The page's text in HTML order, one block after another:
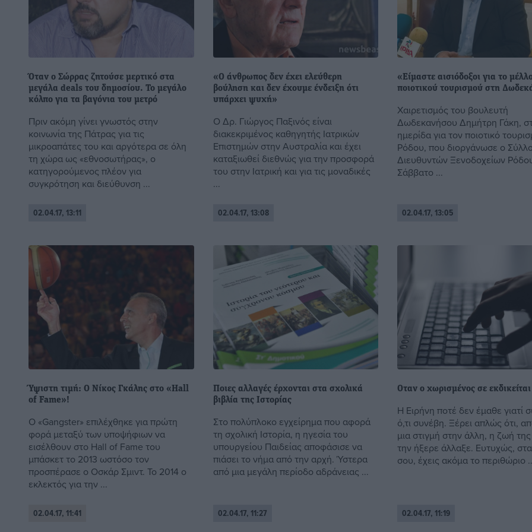
Όταν ο Σώρρας ζητούσε μερτικό στα
μεγάλα deals του δημοσίου. Το μεγάλο
κόλπο για τα βαγόνια του μετρό
Πριν ακόμη γίνει γνωστός στην
κοινωνία της Πάτρας για τις
μικροαπάτες του και αργότερα σε όλη
τη χώρα ως «εθνοσωτήρας», ο
κατηγορούμενος πλέον για
συγκρότηση και διεύθυνση ...
02.04.17, 13:11
«Ο άνθρωπος δεν έχει ελεύθερη
βούληση και δεν έχουμε ένδειξη ότι
υπάρχει ψυχή»
Ο Δρ. Γιώργος Παξινός είναι
διακεκριμένος καθηγητής Ιατρικών
Επιστημών στην Αυστραλία και έχει
καταξιωθεί διεθνώς για την προσφορά
του στην Ιατρική και για τις μοναδικές
...
02.04.17, 13:08
«Είμαστε αισιόδοξοι για το
ποιοτικού τουρισμού στη
Χαιρετισμός του βουλευτή
Δωδεκανήσου Δημήτρη Γάκη,
ημερίδα για τον ποιοτικό
Ρόδου, που διοργάνωσε ο
Διευθυντών Ξενοδοχείων
Σάββατο ...
02.04.17, 13:05
Ύψιστη τιμή: Ο Νίκος Γκάλης στο «Hall
of Fame»!
Ο «Gangster» επιλέχθηκε για πρώτη
φορά μεταξύ των υποψήφιων να
εισέλθουν στο Hall of Fame του
μπάσκετ το 2013 ωστόσο τον
προσπέρασε ο Οσκάρ Σμιντ. Το 2014 ο
εκλεκτός για την ...
02.04.17, 11:41
Ποιες αλλαγές έρχονται στα σχολικά
βιβλία της Ιστορίας
Στο πολύπλοκο εγχείρημα που αφορά
τη σχολική Ιστορία, η ηγεσία του
υπουργείου Παιδείας αποφάσισε να
πιάσει το νήμα από την αρχή. Ύστερα
από μια μεγάλη περίοδο αδράνειας ...
02.04.17, 11:27
Οταν ο χωρισμένος σε
Η Ειρήνη ποτέ δεν έμαθε γιατί
ό,τι συνέβη. Ξέρει απλώς ότι,
μια στιγμή στην άλλη, η ζωή
την ήξερε άλλαξε. Ευτυχώς,
σου, έχεις ακόμα το περιθώριο
02.04.17, 11:19